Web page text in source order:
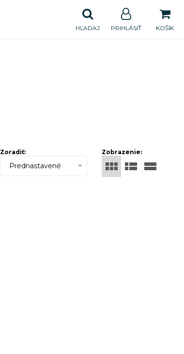
KOŠÍK
PRIHLÁSIŤ
HĽADAJ
Zobrazenie:
Zoradiť:
Prednastavené